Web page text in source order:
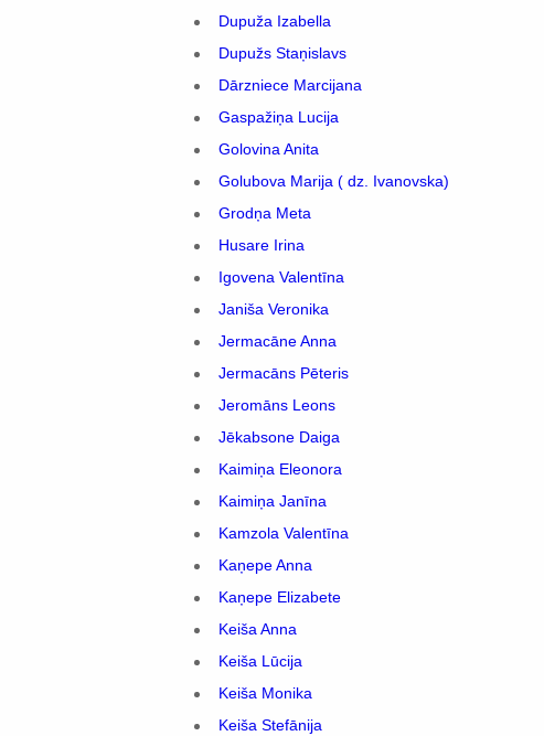
Dupuža Izabella
Dupužs Staņislavs
Dārzniece Marcijana
Gaspažiņa Lucija
Golovina Anita
Golubova Marija ( dz. Ivanovska)
Grodņa Meta
Husare Irina
Igovena Valentīna
Janiša Veronika
Jermacāne Anna
Jermacāns Pēteris
Jeromāns Leons
Jēkabsone Daiga
Kaimiņa Eleonora
Kaimiņa Janīna
Kamzola Valentīna
Kaņepe Anna
Kaņepe Elizabete
Keiša Anna
Keiša Lūcija
Keiša Monika
Keiša Stefānija